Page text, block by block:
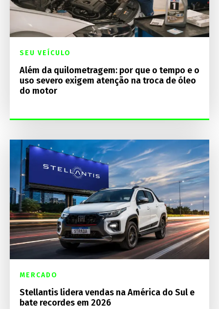
SEU VEÍCULO
Além da quilometragem: por que o tempo e o
uso severo exigem atenção na troca de óleo
do motor
MERCADO
Stellantis lidera vendas na América do Sul e
bate recordes em 2026